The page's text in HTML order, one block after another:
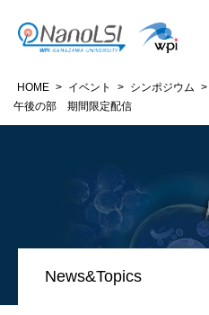
HOME > イベント > シンポジウム >
午後の部 期間限定配信
News&Topics